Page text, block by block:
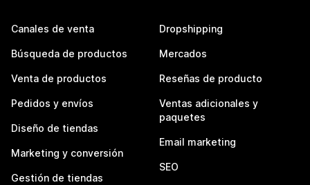
Canales de venta
Búsqueda de productos
Venta de productos
Pedidos y envíos
Diseño de tiendas
Marketing y conversión
Gestión de tiendas
Dropshipping
Mercados
Reseñas de producto
Ventas adicionales y
paquetes
Email marketing
SEO